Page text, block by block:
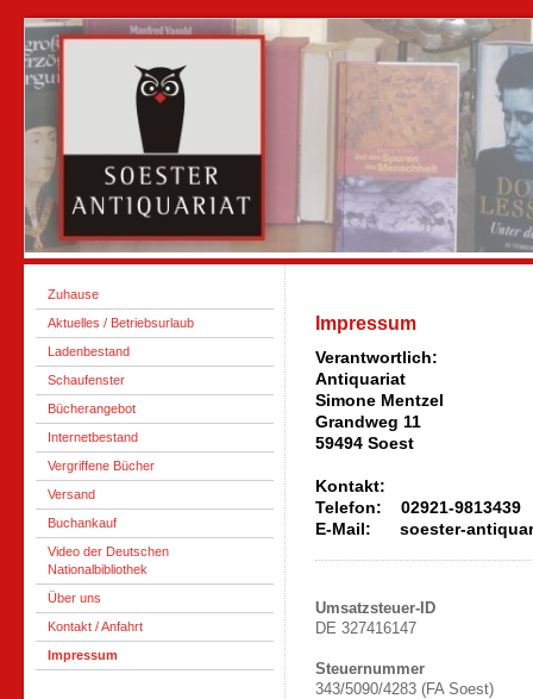
Zuhause
Aktuelles / Betriebsurlaub
Ladenbestand
Schaufenster
Bücherangebot
Internetbestand
Vergriffene Bücher
Versand
Buchankauf
Video der Deutschen
Nationalbibliothek
Über uns
Kontakt / Anfahrt
Impressum
Impressum
Verantwortlich:
Antiquariat
Simone Mentzel
Grandweg 11
59494 Soest
Kontakt:
Telefon: 02921-9813439
E-Mail: soester-
Umsatzsteuer-ID
DE 327416147
Steuernummer
343/5090/4283 (FA Soest)